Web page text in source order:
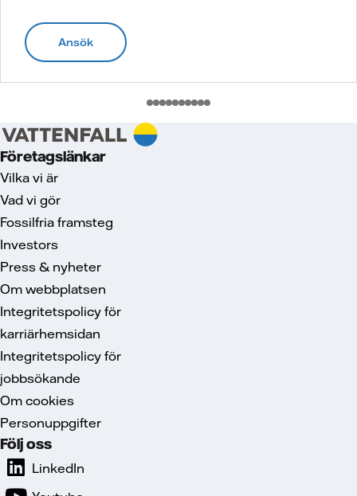
Ansök
Företagslänkar
Vilka vi är
Vad vi gör
Fossilfria framsteg
Investors
Press & nyheter
Om webbplatsen
Integritetspolicy för
karriärhemsidan
Integritetspolicy för
jobbsökande
Om cookies
Personuppgifter
Följ oss
LinkedIn